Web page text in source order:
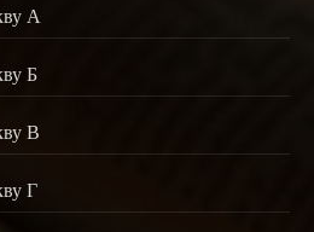
А
Б
В
Г